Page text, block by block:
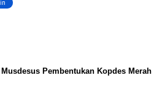
Pembentukan Kopdes Merah